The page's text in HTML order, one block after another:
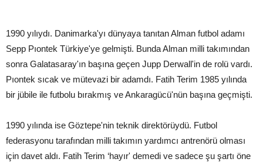
1990 yılıydı. Danimarka'yı dünyaya tanıtan Alman futbol adamı
Sepp Pıontek Türkiye'ye gelmişti. Bunda Alman milli takımından
sonra Galatasaray'ın başına geçen Jupp Derwall'in de rolü vardı.
Pıontek sıcak ve mütevazi bir adamdı. Fatih Terim 1985 yılında
bir jübile ile futbolu bırakmış ve Ankaragücü'nün başına geçmişti.
1990 yılında ise Göztepe'nin teknik direktörüydü. Futbol
federasyonu tarafından milli takımın yardımcı antrenörü olması
için davet aldı. Fatih Terim ‘hayır' demedi ve sadece şu şartı öne